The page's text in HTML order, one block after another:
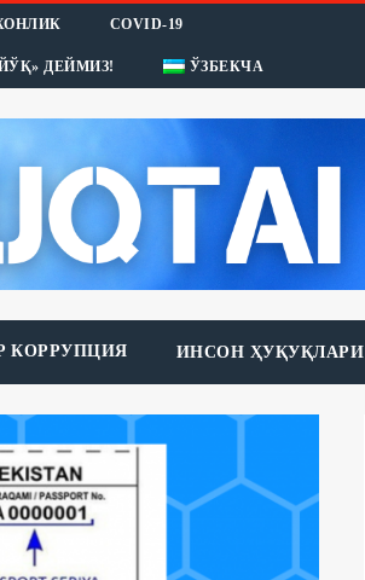
COVID-19
ДЕЙМИЗ! ЎЗБЕКЧА
КОРРУПЦИЯ ИНСОН ҲУҚУҚЛАРИ